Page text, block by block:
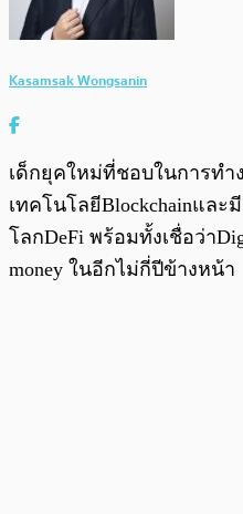
Kasamsak Wongsanin
เด็กยุคใหม่ที่ชอบในการทำ
เทคโนโลยีBlockchainแล
โลกDeFi พร้อมทั้งเชื่อว่า
money ในอีกไม่กี่ปีข้างหน้า